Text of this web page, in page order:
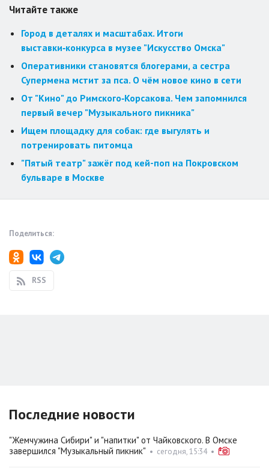
Читайте также
Город в деталях и масштабах. Итоги
выставки‑конкурса в музее "Искусство Омска"
Оперативники становятся блогерами, а сестра
Супермена мстит за пса. О чём новое кино в сети
От "Кино" до Римского‑Корсакова. Чем запомнился
первый вечер "Музыкального пикника"
Ищем площадку для собак: где выгулять и
потренировать питомца
"Пятый театр" зажёг под кей-поп на Покровском
бульваре в Москве
Поделиться:
RSS
Последние новости
"Жемчужина Сибири" и "напитки" от Чайковского. В Омске
завершился "Музыкальный пикник" • сегодня, 15:34•